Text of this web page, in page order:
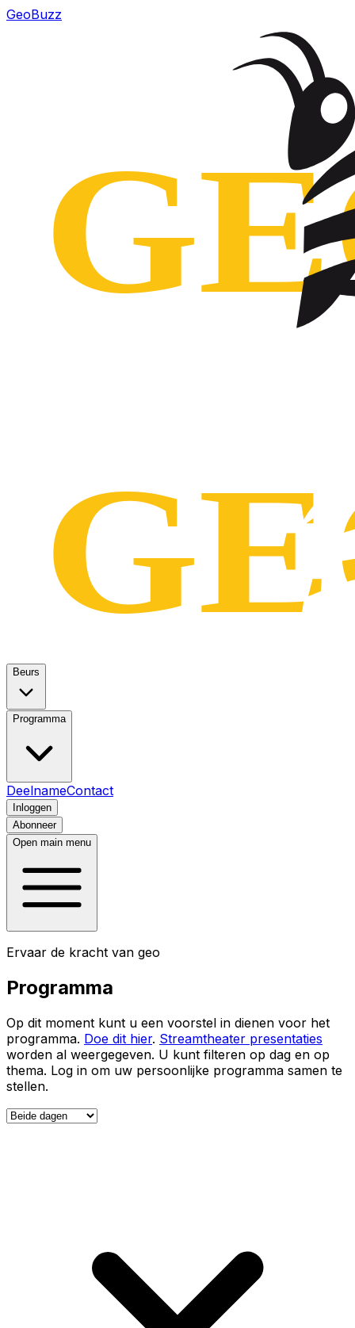
GeoBuzz
Beurs
Programma
DeelnameContact
Inloggen
Abonneer
Open main menu
Ervaar de kracht van geo
Programma
Op dit moment kunt u een voorstel in dienen voor het
programma. Doe dit hier. Streamtheater presentaties
worden al weergegeven. U kunt filteren op dag en op
thema. Log in om uw persoonlijke programma samen te
stellen.